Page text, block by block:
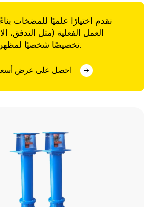
نقدم اختيارًا علميًا للمضخات
العمل الفعلية (مثل التدفق،
تخصيصًا شخصيًا لمظهر المنتج ولونه.
احصل على عرض